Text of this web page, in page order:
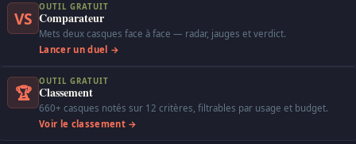
VS
OUTIL GRATUIT
Comparateur
Mets deux casques face à face — radar, jauges et verdict.
Lancer un duel →
🏆
OUTIL GRATUIT
Classement
660+ casques notés sur 12 critères, filtrables par usage et budget.
Voir le classement →